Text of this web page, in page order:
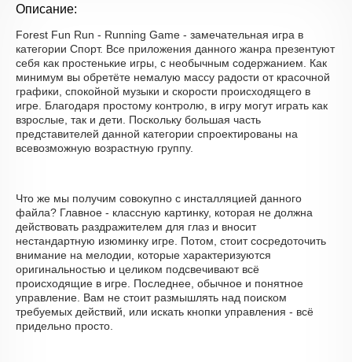
Описание:
Forest Fun Run - Running Game - замечательная игра в
категории Спорт. Все приложения данного жанра презентуют
себя как простенькие игры, с необычным содержанием. Как
минимум вы обретёте немалую массу радости от красочной
графики, спокойной музыки и скорости происходящего в
игре. Благодаря простому контролю, в игру могут играть как
взрослые, так и дети. Поскольку большая часть
представителей данной категории спроектированы на
всевозможную возрастную группу.
Что же мы получим совокупно с инсталляцией данного
файла? Главное - классную картинку, которая не должна
действовать раздражителем для глаз и вносит
нестандартную изюминку игре. Потом, стоит сосредоточить
внимание на мелодии, которые характеризуются
оригинальностью и целиком подсвечивают всё
происходящие в игре. Последнее, обычное и понятное
управление. Вам не стоит размышлять над поиском
требуемых действий, или искать кнопки управления - всё
придельно просто.